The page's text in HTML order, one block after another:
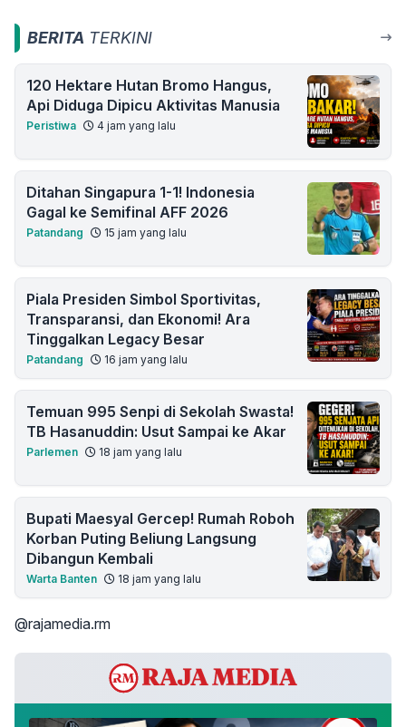
BERITA TERKINI
120 Hektare Hutan Bromo Hangus,
Api Diduga Dipicu Aktivitas Manusia
Peristiwa 4 jam yang lalu
Ditahan Singapura 1-1! Indonesia
Gagal ke Semifinal AFF 2026
Patandang 15 jam yang lalu
Piala Presiden Simbol Sportivitas,
Transparansi, dan Ekonomi! Ara
Tinggalkan Legacy Besar
Patandang 16 jam yang lalu
Temuan 995 Senpi di Sekolah Swasta!
TB Hasanuddin: Usut Sampai ke Akar
Parlemen 18 jam yang lalu
Bupati Maesyal Gercep! Rumah Roboh
Korban Puting Beliung Langsung
Dibangun Kembali
Warta Banten 18 jam yang lalu
@rajamedia.rm